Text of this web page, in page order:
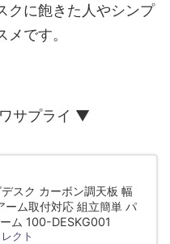
クに飽きた人やシンプ
です。
サプライ ▼
スク カーボン調天板 幅
ム取付対応 組立簡単 パ
ム 100-DESKG001
クト